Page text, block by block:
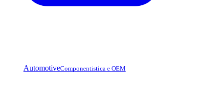
AutomotiveComponentistica e OEM